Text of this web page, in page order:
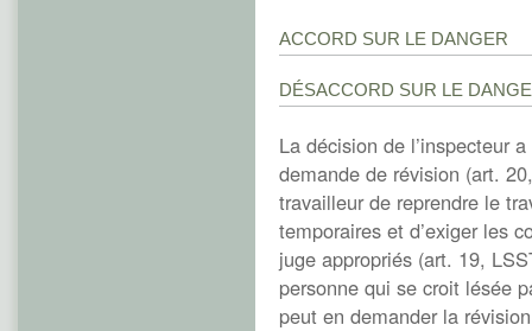
ACCORD SUR LE DANGER
DÉSACCORD SUR LE
La décision de l’inspecteur
demande de révision (art.
travailleur de reprendre le
temporaires et d’exiger les
juge appropriés (art. 19,
personne qui se croit lésée
peut en demander la